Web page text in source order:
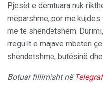
Pjesët e dëmtuara nuk
mëparshme, por me
më të shëndetshëm.
rregullt e majave mbeten
shëndetshme, butësinë
Botuar fillimisht në